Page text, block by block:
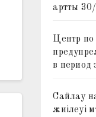
артты
Центр по
в период
Сайлау
жиілеуі